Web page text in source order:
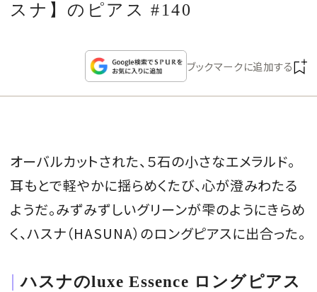
CELEBRITY
WEDDING
FORTUNE
SDGs
MAGAZINE
スナ】のピアス #140
ブックマークに追加する
オーバルカットされた、５石の小さなエメラルド。
耳もとで軽やかに揺らめくたび、心が澄みわたる
ようだ。みずみずしいグリーンが雫のようにきらめ
く、ハスナ（HASUNA）のロングピアスに出合った。
ハスナのluxe Essence ロングピアス